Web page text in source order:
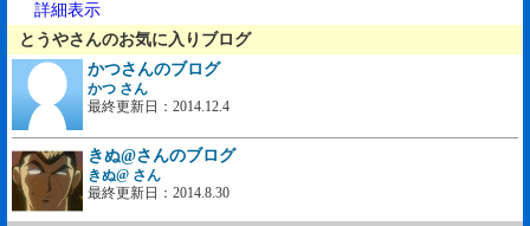
詳細表示
とうやさんのお気に入りブログ
かつさんのブログ
かつ さん
最終更新日：2014.12.4
きぬ@さんのブログ
きぬ@ さん
最終更新日：2014.8.30